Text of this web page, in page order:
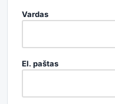
Vardas
El. paštas